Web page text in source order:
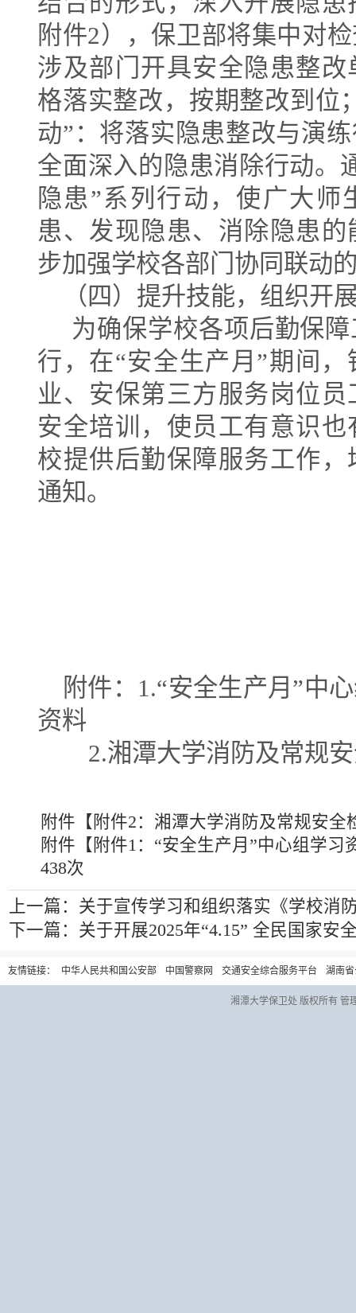
附件2），保卫部将集中对
涉及部门开具安全隐患整
格落实整改，按期整改到位
动” ：将落实隐患整改与演
全面深入的隐患消除行动。
隐患”系列行动，使广大师
患、发现隐患、消除隐患
步加强学校各部门协同联动
（四）提升技能，组织开
为确保学校各项后勤保
行，在“安全生产月 ”期间，
业、安保第三方服务岗位
安全培训，使员工有意识
校提供后勤保障服务工作
通知。
附件： 1.“安全生产月 ”中
资料
2.湘潭大学消防及常规
附件【 附件2：湘潭大学消防及常规安全
附件【 附件1：“安全生产月”中心组学习
438次
上一篇： 关于宣传学习和组织落实《学校消
下一篇： 关于开展2025年“4.15” 全民国家安
友情链接： 中华人民共和国公安部 中国警察网 交通安全综合服务平台 湖南
湘潭大学保卫处 版权所有 管